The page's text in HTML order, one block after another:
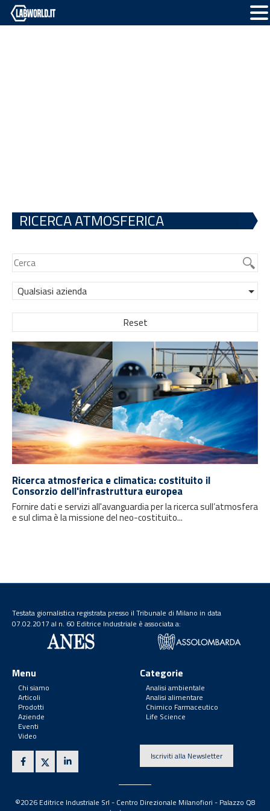
RICERCA ATMOSFERICA
Qualsiasi azienda
Reset
Ricerca atmosferica e climatica: costituito il
Consorzio dell'infrastruttura europea
Fornire dati e servizi all'avanguardia per la ricerca sull’atmosfera
e sul clima è la missione del neo-costituito...
Testata giornalistica registrata presso il Tribunale di Milano in data
07.02.2017 al n. 60 Editrice Industriale è associata a:
Menu
Chi siamo
Articoli
Prodotti
Aziende
Eventi
Video
Categorie
Analisi ambientale
Analisi alimentare
Chimico Farmaceutico
Life Science
Iscriviti alla Newsletter
©2026 Editrice Industriale Srl - Centro Direzionale Milanofiori - Palazzo Q8